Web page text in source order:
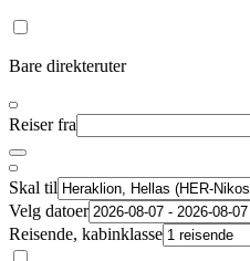
Bare direkteruter
Reiser fra
Skal til
Velg datoer
Reisende, kabinklasse